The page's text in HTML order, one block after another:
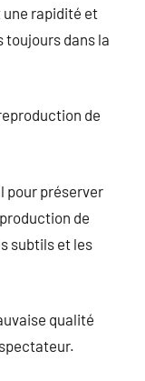
rapidité et
toujours dans la
de
pour préserver
de
subtils et les
qualité